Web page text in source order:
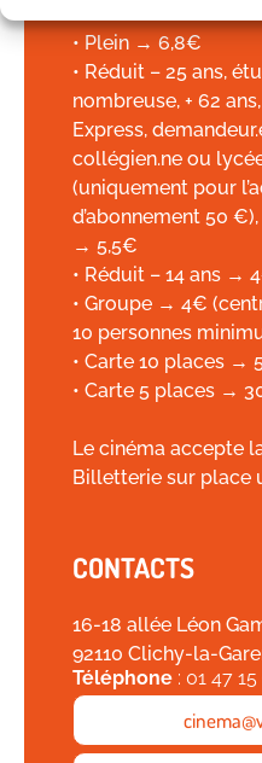
• Plein → 6,8€
• Réduit – 25 ans,
nombreuse, + 62
Express,
collégien.ne ou
(uniquement pour
d’abonnement 50
→ 5,5€
• Réduit – 14 ans →
• Groupe → 4€
10 personnes
• Carte 10 places →
• Carte 5 places →
Le cinéma accepte
Billetterie sur place
CONTACTS
16-18 allée Léon
92110 Clichy-la-
Téléphone : 01 47